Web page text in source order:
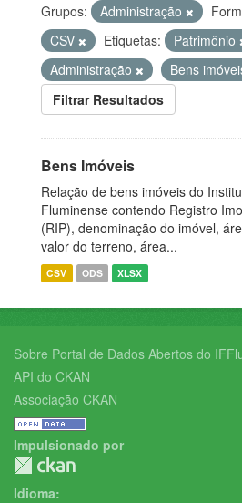
Grupos:
Administração
CSV
Etiquetas:
Patrimônio
Administração
Bens
Filtrar Resultados
Bens Imóveis
Relação de bens imóveis do
Fluminense contendo Registro
(RIP), denominação do imóvel,
valor do terreno, área...
CSV ODS XLSX
Sobre Portal de Dados Abertos do
API do CKAN
Associação CKAN
Impulsionado por
Idioma